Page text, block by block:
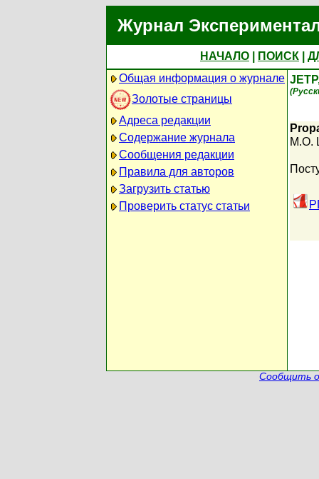
Журнал
НАЧАЛО ПОИСК
Общая информация о журнале
Золотые страницы
Адреса редакции
Содержание журнала
Сообщения редакции
Правила для авторов
Загрузить статью
Проверить статус статьи
M.O.
Сообщить о